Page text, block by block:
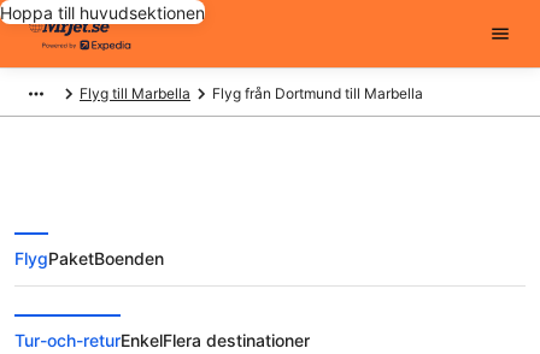
Hoppa till huvudsektionen
Flyg till Marbella Flyg från Dortmund till Marbella
Flyg från Dortmund till Marbella
från
FlygPaketBoenden
Tur-och-returEnkelFlera destinationer